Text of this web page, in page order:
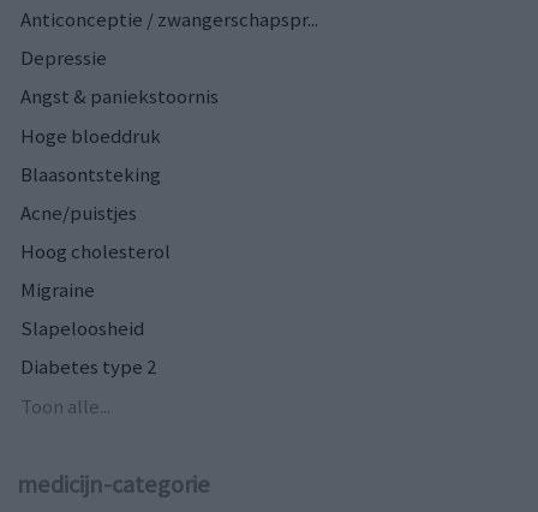
Anticonceptie / zwangerschapspr...
Depressie
Angst & paniekstoornis
Hoge bloeddruk
Blaasontsteking
Acne/puistjes
Hoog cholesterol
Migraine
Slapeloosheid
Diabetes type 2
Toon alle...
medicijn-categorie